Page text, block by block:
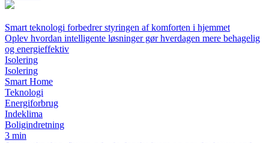
Smart teknologi forbedrer styringen af komforten i hjemmet
Oplev hvordan intelligente løsninger gør hverdagen mere behagelig
og energieffektiv
Isolering
Isolering
Smart Home
Teknologi
Energiforbrug
Indeklima
Boligindretning
3 min